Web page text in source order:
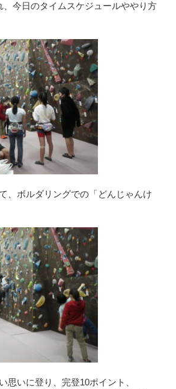
、今日のタイムスケジュールややり方
、ボルダリングでの「どんじゃんけ
思いに登り、完登10ポイント、